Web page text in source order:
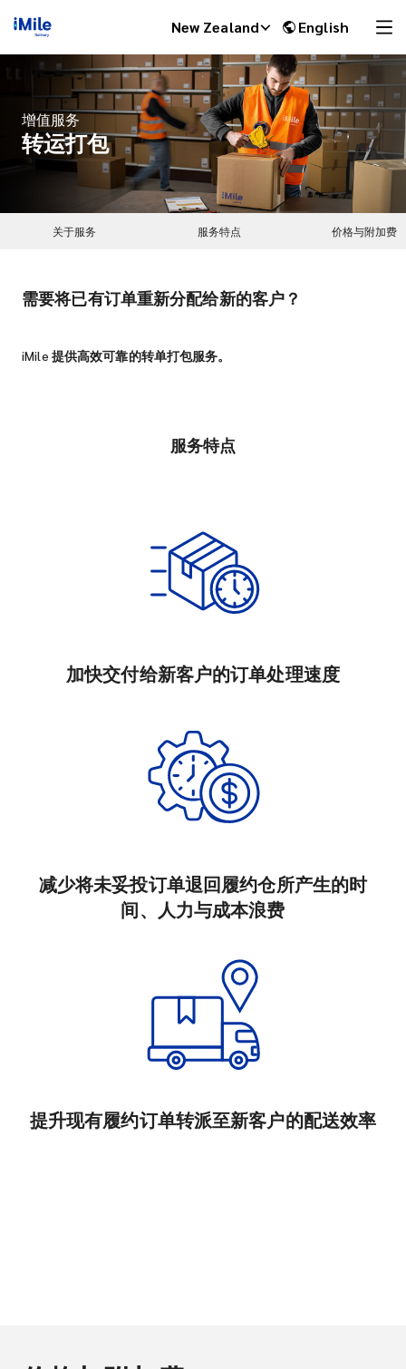
New Zealand English
增值服务
转运打包
关于服务 服务特点 价格与附加费
需要将已有订单重新分配给新的客户？
iMile 提供高效可靠的转单打包服务。
服务特点
加快交付给新客户的订单处理速度
减少将未妥投订单退回履约仓所产生的时
间、人力与成本浪费
提升现有履约订单转派至新客户的配送效率
iMile Chat